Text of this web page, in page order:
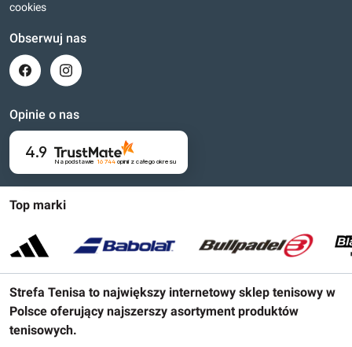
Top marki
Strefa Tenisa to największy internetowy sklep tenisowy w
Polsce oferujący najszerszy asortyment produktów
tenisowych.
cookies
Obserwuj nas
Opinie o nas
4.9
Na podstawie 16 744opinii z całego okresu